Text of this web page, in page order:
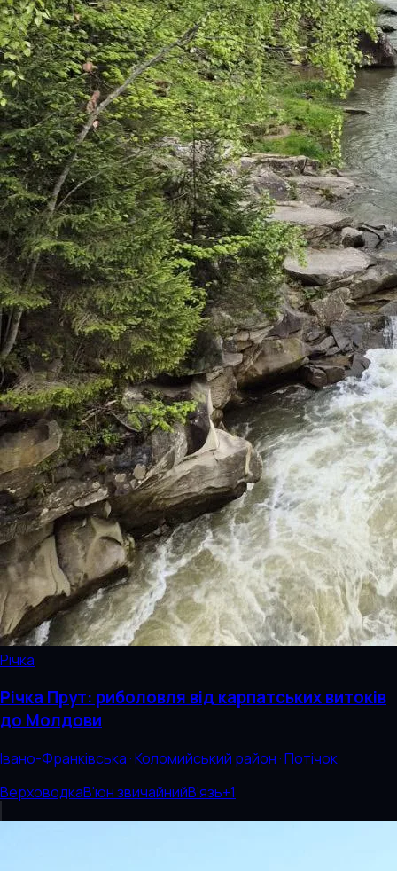
Річка
Річка Прут: риболовля від карпатських витоків
до Молдови
Івано-Франківська · Коломийський район · Потічок
ВерховодкаВ'юн звичайнийВ'язь+1